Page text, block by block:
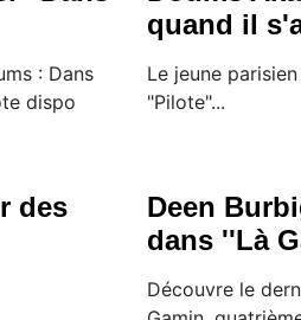
: Dans
dispo
quand il
Le jeune
"Pilote"...
des
Deen
dans ''Là
Découvre le